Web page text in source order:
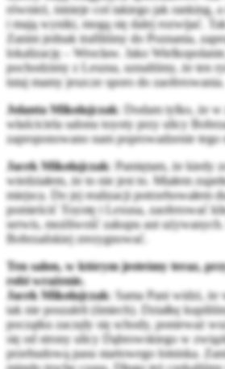
również, istnieje coś takiego jak ranking,
i mają wyniki, mogą się dalej rozwijać.
Zanim jednak trafiliśmy do Poznania,
lokalizację – Wrocław. Jako
pochodzimy z Leszna, uznaliśmy, że ten
tutaj mamy jeszcze sporo do zaoferowania.
Jolanta Mikołajczak: Dodam tylko, że w
właściciela salonu toyoty przy ulicy
zaproponowano nam poprowadzenie tego
Jacek Mikołajczak: Pamiętam, że kiedy
wiedziałem, że to nie jest to. Miałem
miejsca. Do jej realizacji potrzebowałem
pomieścić Toyotę i Lexusa, zaoferować
serwis, możliwość zakupu aut używanych.
Bobrzańskiej zrezygnować.
Ten salon, w którym jesteśmy teraz,
robi wrażenie.
Jacek Mikołajczak: Sama Pani widzi, że
tak nie poszaleli (śmiech). Działkę
początku zaczęły się schody, ponieważ
się od strony ulicy Dąbrowskiego w
przebudową pasu startowego lotniska.